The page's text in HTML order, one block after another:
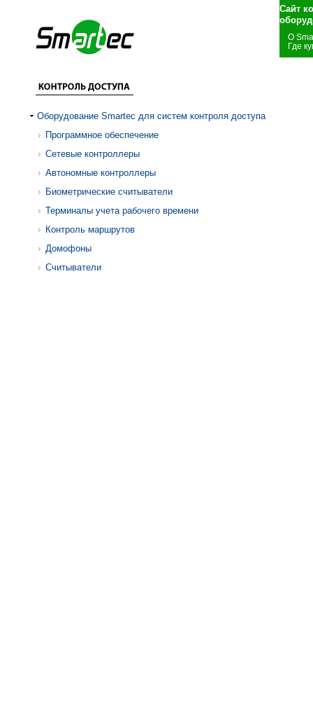
Сайт
О
Где
Оборудование Smartec для систем контроля доступа
Программное обеспечение
Сетевые контроллеры
Автономные контроллеры
Биометрические считыватели
Терминалы учета рабочего времени
Контроль маршрутов
Домофоны
Считыватели